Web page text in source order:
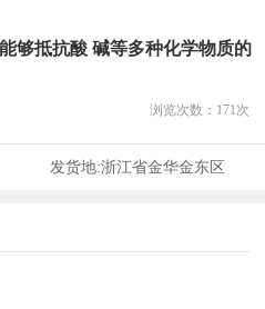
够抵抗酸 碱等多种化学物质的
浏览次数： 171 次
发货地:浙江省金华金东区